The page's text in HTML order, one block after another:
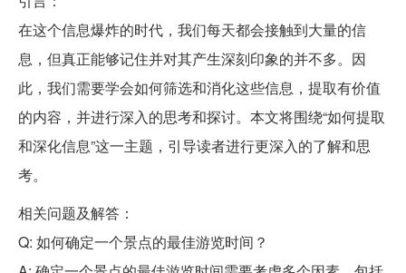
在这个信息爆炸的时代，我们每天都会接触到大量的信
息，但真正能够记住并对其产生深刻印象的并不多。因
此，我们需要学会如何筛选和消化这些信息，提取有价值
的内容，并进行深入的思考和探讨。本文将围绕“如何提取
和深化信息”这一主题，引导读者进行更深入的了解和思
考。
相关问题及解答：
Q: 如何确定一个景点的最佳游览时间？